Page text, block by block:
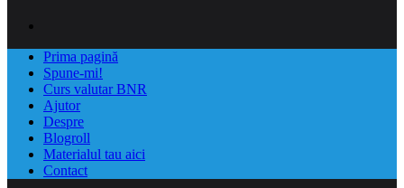
Prima pagină
Spune-mi!
Curs valutar BNR
Ajutor
Despre
Blogroll
Materialul tau aici
Contact